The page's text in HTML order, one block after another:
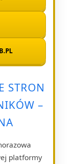
STRON
–
platformy